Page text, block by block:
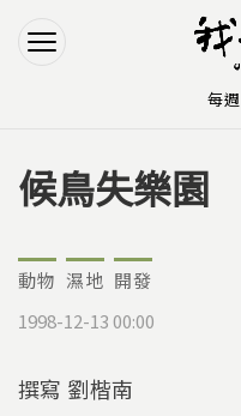
Jump
您在這裡
候鳥失樂園
動物 濕地 開發
1998-12-13 00:00
撰寫 劉楷南
每